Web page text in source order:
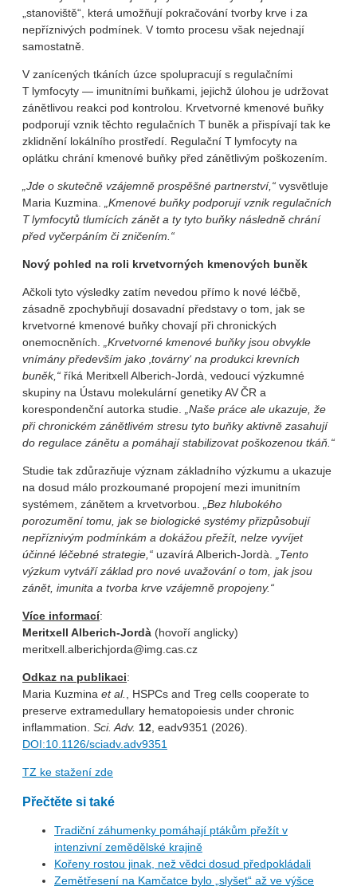
„stanoviště“, která umožňují pokračování tvorby krve i za
nepříznivých podmínek. V tomto procesu však nejednají
samostatně.
V zanícených tkáních úzce spolupracují s regulačními
T lymfocyty — imunitními buňkami, jejichž úlohou je udržovat
zánětlivou reakci pod kontrolou. Krvetvorné kmenové buňky
podporují vznik těchto regulačních T buněk a přispívají tak ke
zklidnění lokálního prostředí. Regulační T lymfocyty na
oplátku chrání kmenové buňky před zánětlivým poškozením.
„Jde o skutečně vzájemně prospěšné partnerství,“ vysvětluje
Maria Kuzmina. „Kmenové buňky podporují vznik regulačních
T lymfocytů tlumících zánět a ty tyto buňky následně chrání
před vyčerpáním či zničením.“
Nový pohled na roli krvetvorných kmenových buněk
Ačkoli tyto výsledky zatím nevedou přímo k nové léčbě,
zásadně zpochybňují dosavadní představy o tom, jak se
krvetvorné kmenové buňky chovají při chronických
onemocněních. „Krvetvorné kmenové buňky jsou obvykle
vnímány především jako ‚továrny‘ na produkci krevních
buněk,“ říká Meritxell Alberich‑Jordà, vedoucí výzkumné
skupiny na Ústavu molekulární genetiky AV ČR a
korespondenční autorka studie. „Naše práce ale ukazuje, že
při chronickém zánětlivém stresu tyto buňky aktivně zasahují
do regulace zánětu a pomáhají stabilizovat poškozenou tkáň.“
Studie tak zdůrazňuje význam základního výzkumu a ukazuje
na dosud málo prozkoumané propojení mezi imunitním
systémem, zánětem a krvetvorbou. „Bez hlubokého
porozumění tomu, jak se biologické systémy přizpůsobují
nepříznivým podmínkám a dokážou přežít, nelze vyvíjet
účinné léčebné strategie,“ uzavírá Alberich‑Jordà. „Tento
výzkum vytváří základ pro nové uvažování o tom, jak jsou
zánět, imunita a tvorba krve vzájemně propojeny.“
Více informací:
Meritxell Alberich-Jordà (hovoří anglicky)
meritxell.alberichjorda@img.cas.cz
Odkaz na publikaci:
Maria Kuzmina et al., HSPCs and Treg cells cooperate to
preserve extramedullary hematopoiesis under chronic
inflammation. Sci. Adv. 12, eadv9351 (2026).
DOI:10.1126/sciadv.adv9351
TZ ke stažení zde
Přečtěte si také
Tradiční záhumenky pomáhají ptákům přežít v
intenzivní zemědělské krajině
Kořeny rostou jinak, než vědci dosud předpokládali
Zemětřesení na Kamčatce bylo „slyšet“ až ve výšce